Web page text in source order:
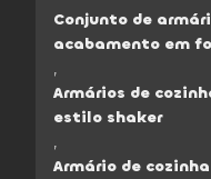
Conjunto de
acabamento em
,
Armários de
estilo shaker
,
Armário de